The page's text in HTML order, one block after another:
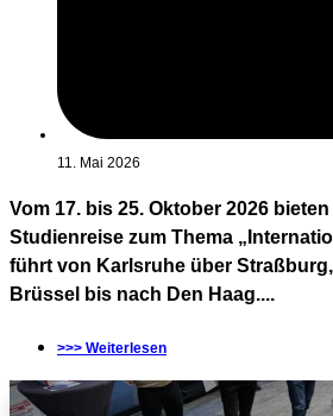
11. Mai 2026
Vom 17. bis 25. Oktober 2026
Studienreise zum Thema
führt von Karlsruhe über
Brüssel bis nach Den Haag....
>>> Weiterlesen